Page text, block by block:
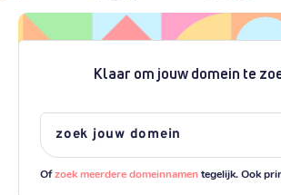
Klaar om jouw domein te
Ofzoek meerdere domeinnamentegelijk. Ook